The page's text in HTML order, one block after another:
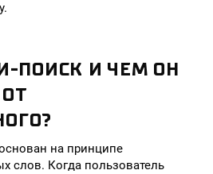
ПОИСК И ЧЕМ ОН
на принципе
слов. Когда пользователь